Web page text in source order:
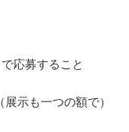
応募すること
示も一つの額で）